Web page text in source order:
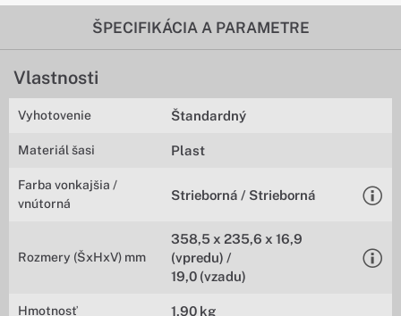
ŠPECIFIKÁCIA A PARAMETRE
Vlastnosti
Vyhotovenie Štandardný
Materiál šasi Plast
Farba vonkajšia /
vnútorná
Strieborná / Strieborná
Rozmery (ŠxHxV) mm
358,5 x 235,6 x 16,9
(vpredu) /
19,0 (vzadu)
Hmotnosť 1,90 kg